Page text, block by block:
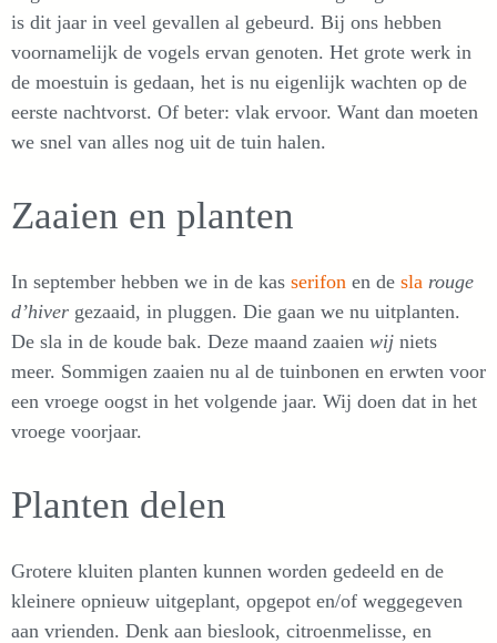
is dit jaar in veel gevallen al gebeurd. Bij ons hebben
voornamelijk de vogels ervan genoten. Het grote werk in
de moestuin is gedaan, het is nu eigenlijk wachten op de
eerste nachtvorst. Of beter: vlak ervoor. Want dan moeten
we snel van alles nog uit de tuin halen.
Zaaien en planten
In september hebben we in de kas serifon en de sla rouge
d’hiver gezaaid, in pluggen. Die gaan we nu uitplanten.
De sla in de koude bak. Deze maand zaaien wij niets
meer. Sommigen zaaien nu al de tuinbonen en erwten voor
een vroege oogst in het volgende jaar. Wij doen dat in het
vroege voorjaar.
Planten delen
Grotere kluiten planten kunnen worden gedeeld en de
kleinere opnieuw uitgeplant, opgepot en/of weggegeven
aan vrienden. Denk aan bieslook, citroenmelisse, en